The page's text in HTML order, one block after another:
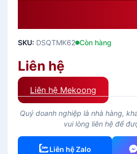
SKU: DSQTMK62 Còn hàng
Liên hệ
Liên hệ Mekoong
Quý doanh nghiệp là nhà hàng,
vui lòng liên hệ để
Liên hệ Zalo